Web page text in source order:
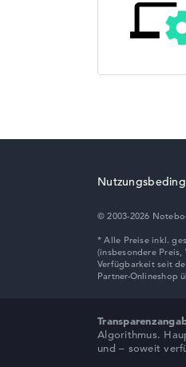
© 2003-2026
Algorithmus.
und – soweit